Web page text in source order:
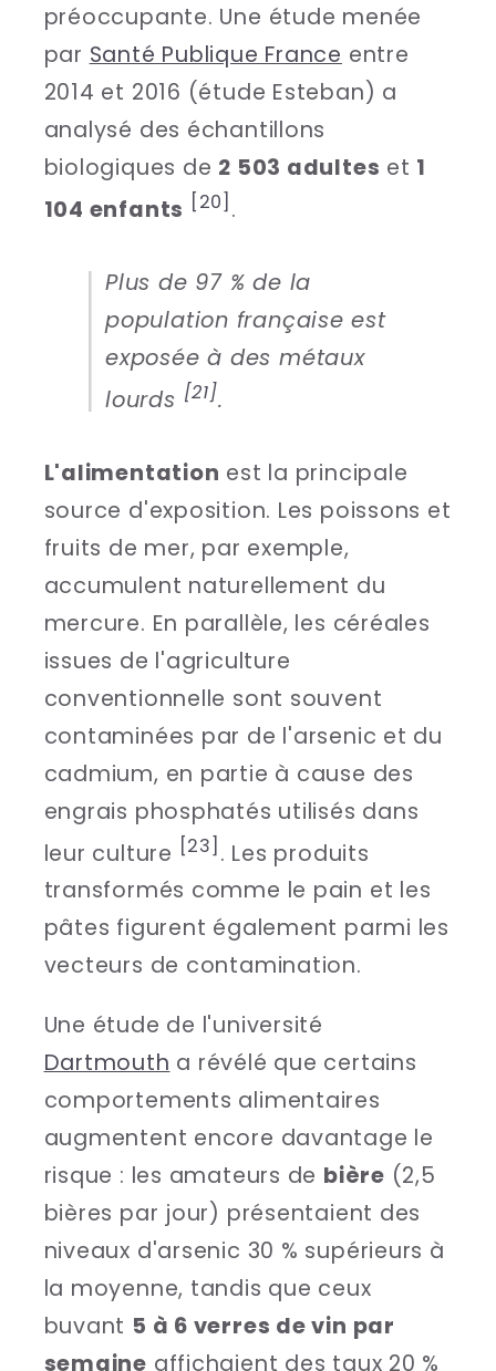
préoccupante. Une étude menée
par Santé Publique France entre
2014 et 2016 (étude Esteban) a
analysé des échantillons
biologiques de 2 503 adultes et 1
104 enfants [20] .
Plus de 97 % de la
population française est
exposée à des métaux
lourds [21].
L'alimentation est la principale
source d'exposition. Les poissons et
fruits de mer, par exemple,
accumulent naturellement du
mercure. En parallèle, les céréales
issues de l'agriculture
conventionnelle sont souvent
contaminées par de l'arsenic et du
cadmium, en partie à cause des
engrais phosphatés utilisés dans
leur culture [23] . Les produits
transformés comme le pain et les
pâtes figurent également parmi les
vecteurs de contamination.
Une étude de l'université
Dartmouth a révélé que certains
comportements alimentaires
augmentent encore davantage le
risque : les amateurs de bière (2,5
bières par jour) présentaient des
niveaux d'arsenic 30 % supérieurs à
la moyenne, tandis que ceux
buvant 5 à 6 verres de vin par
semaine affichaient des taux 20 %